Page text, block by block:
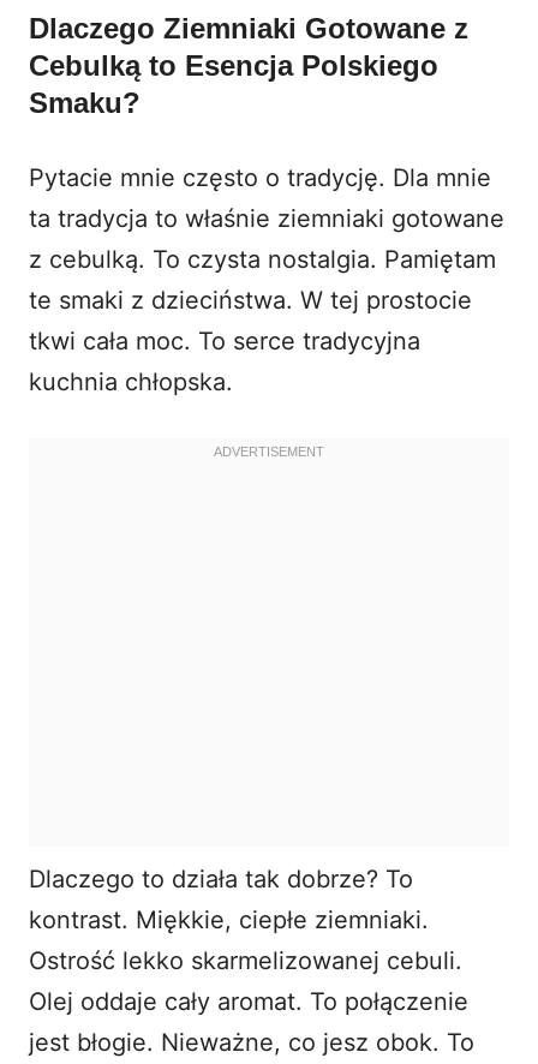
Dlaczego Ziemniaki Gotowane z
Cebulką to Esencja Polskiego
Smaku?
Pytacie mnie często o tradycję. Dla mnie
ta tradycja to właśnie ziemniaki gotowane
z cebulką. To czysta nostalgia. Pamiętam
te smaki z dzieciństwa. W tej prostocie
tkwi cała moc. To serce tradycyjna
kuchnia chłopska.
Dlaczego to działa tak dobrze? To
kontrast. Miękkie, ciepłe ziemniaki.
Ostrość lekko skarmelizowanej cebuli.
Olej oddaje cały aromat. To połączenie
jest błogie. Nieważne, co jesz obok. To